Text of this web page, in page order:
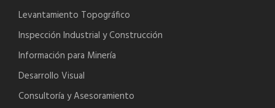
Levantamiento Topográfico
Inspección Industrial y Construcción
Información para Minería
Desarrollo Visual
Consultoría y Asesoramiento